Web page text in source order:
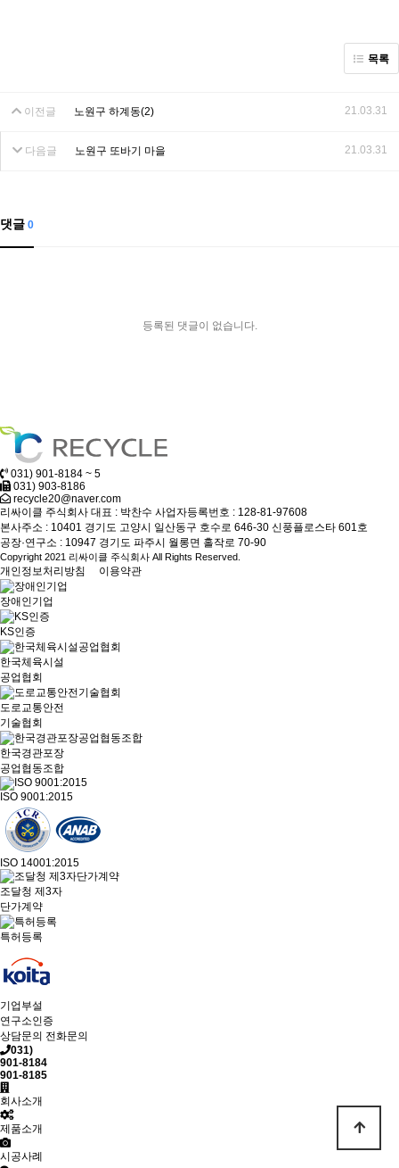
목록
이전글 노원구 하계동(2) 21.03.31
다음글 노원구 또바기 마을 21.03.31
댓글 0
등록된 댓글이 없습니다.
031) 901-8184 ~ 5
031) 903-8186
recycle20@naver.com
리싸이클 주식회사 대표 : 박찬수 사업자등록번호 : 128-81-97608
본사주소 : 10401 경기도 고양시 일산동구 호수로 646-30 신풍플로스타 601호
공장·연구소 : 10947 경기도 파주시 월롱면 홀작로 70-90
Copyright 2021 리싸이클 주식회사 All Rights Reserved.
개인정보처리방침 이용약관
장애인기업
KS인증
한국체육시설
공업협회
도로교통안전
기술협회
한국경관포장
공업협동조합
ISO 9001:2015
ISO 14001:2015
조달청 제3자
단가계약
특허등록
기업부설
연구소인증
상담문의 전화문의
031)
901-8184
901-8185
회사소개
제품소개
시공사례